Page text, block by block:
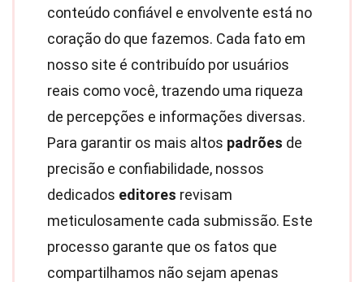
conteúdo confiável e envolvente está no
coração do que fazemos. Cada fato em
nosso site é contribuído por usuários
reais como você, trazendo uma riqueza
de percepções e informações diversas.
Para garantir os mais altos padrões de
precisão e confiabilidade, nossos
dedicados editores revisam
meticulosamente cada submissão. Este
processo garante que os fatos que
compartilhamos não sejam apenas